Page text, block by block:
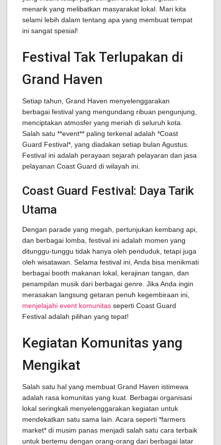
menarik yang melibatkan masyarakat lokal. Mari kita
selami lebih dalam tentang apa yang membuat tempat
ini sangat spesial!
Festival Tak Terlupakan di
Grand Haven
Setiap tahun, Grand Haven menyelenggarakan
berbagai festival yang mengundang ribuan pengunjung,
menciptakan atmosfer yang meriah di seluruh kota.
Salah satu **event** paling terkenal adalah *Coast
Guard Festival*, yang diadakan setiap bulan Agustus.
Festival ini adalah perayaan sejarah pelayaran dan jasa
pelayanan Coast Guard di wilayah ini.
Coast Guard Festival: Daya Tarik
Utama
Dengan parade yang megah, pertunjukan kembang api,
dan berbagai lomba, festival ini adalah momen yang
ditunggu-tunggu tidak hanya oleh penduduk, tetapi juga
oleh wisatawan. Selama festival ini, Anda bisa menikmati
berbagai booth makanan lokal, kerajinan tangan, dan
penampilan musik dari berbagai genre. Jika Anda ingin
merasakan langsung getaran penuh kegembiraan ini,
menjelajahi event komunitas seperti Coast Guard
Festival adalah pilihan yang tepat!
Kegiatan Komunitas yang
Mengikat
Salah satu hal yang membuat Grand Haven istimewa
adalah rasa komunitas yang kuat. Berbagai organisasi
lokal seringkali menyelenggarakan kegiatan untuk
mendekatkan satu sama lain. Acara seperti *farmers
market* di musim panas menjadi salah satu cara terbaik
untuk bertemu dengan orang-orang dari berbagai latar